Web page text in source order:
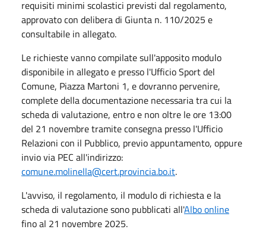
requisiti minimi scolastici previsti dal regolamento,
approvato con delibera di Giunta n. 110/2025 e
consultabile in allegato.
Le richieste vanno compilate sull'apposito modulo
disponibile in allegato e presso l'Ufficio Sport del
Comune, Piazza Martoni 1, e dovranno pervenire,
complete della documentazione necessaria tra cui la
scheda di valutazione, entro e non oltre le ore 13:00
del 21 novembre tramite consegna presso l'Ufficio
Relazioni con il Pubblico, previo appuntamento, oppure
invio via PEC all'indirizzo:
comune.molinella@cert.provincia.bo.it.
L'avviso, il regolamento, il modulo di richiesta e la
scheda di valutazione sono pubblicati all'Albo online
fino al 21 novembre 2025.